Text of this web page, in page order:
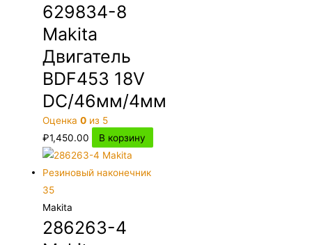
629834-8
Makita
Двигатель
BDF453 18V
DC/46мм/4мм
Оценка0 из 5
₽1,450.00 В корзину
Makita
286263-4